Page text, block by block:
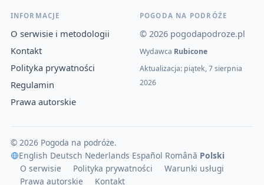
INFORMACJE
O serwisie i metodologii
Kontakt
Polityka prywatności
Regulamin
Prawa autorskie
POGODA NA PODRÓŻE
© 2026 pogodapodroze.pl
Wydawca Rubicone
Aktualizacja: piątek, 7 sierpnia
2026
© 2026 Pogoda na podróże.
English Deutsch Nederlands Español Română Polski
O serwisie
Polityka prywatności
Warunki usługi
Prawa autorskie
Kontakt